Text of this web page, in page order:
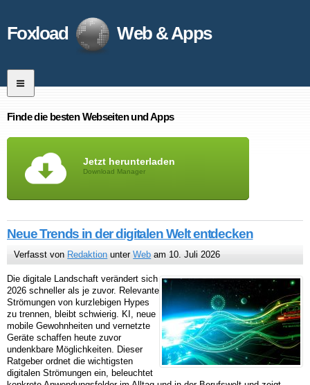
Foxload Web & Apps
Finde die besten Webseiten und Apps
Jetzt herunterladen
Download Manager
Neue Trends in der digitalen Welt entdecken
Verfasst von Redaktion unterWeb am 10. Juli 2026
Die digitale Landschaft verändert sich
2026 schneller als je zuvor. Relevante
Strömungen von kurzlebigen Hypes
zu trennen, bleibt schwierig. KI, neue
mobile Gewohnheiten und vernetzte
Geräte schaffen heute zuvor
undenkbare Möglichkeiten. Dieser
Ratgeber ordnet die wichtigsten
digitalen Strömungen ein, beleuchtet